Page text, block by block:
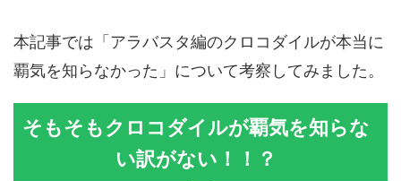
本記事では「アラバスタ編のクロコダイルが本当に
覇気を知らなかった」について考察してみました。
そもそもクロコダイルが覇気を知らな
い訳がない！！？